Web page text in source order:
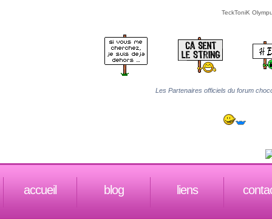
TeckToniK
Les Partenaires officiels du forum
accueil blog liens